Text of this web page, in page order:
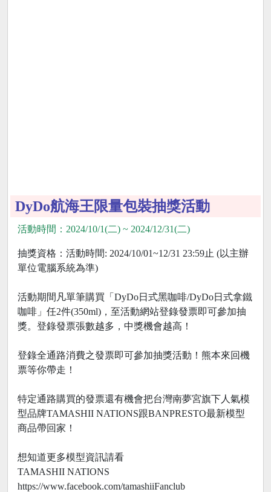
DyDo航海王限量包裝抽獎活動
活動時間：2024/10/1(二) ~ 2024/12/31(二)
抽獎資格：活動時間: 2024/10/01~12/31 23:59止 (以主辦
單位電腦系統為準)
活動期間凡單筆購買「DyDo日式黑咖啡/DyDo日式拿鐵
咖啡」任2件(350ml)，至活動網站登錄發票即可參加抽
獎。登錄發票張數越多，中獎機會越高！
登錄全通路消費之發票即可參加抽獎活動！熊本來回機
票等你帶走！
特定通路購買的發票還有機會把台灣南夢宮旗下人氣模
型品牌TAMASHII NATIONS跟BANPRESTO最新模型
商品帶回家！
想知道更多模型資訊請看
TAMASHII NATIONS
https://www.facebook.com/tamashiiFanclub